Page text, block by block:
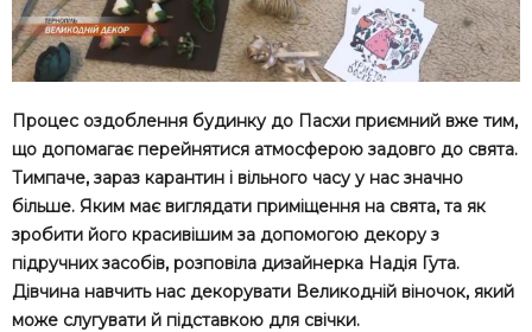
Процес оздоблення будинку до Пасхи приємний вже тим,
що допомагає перейнятися атмосферою задовго до свята.
Тимпаче, зараз карантин і вільного часу у нас значно
більше. Яким має виглядати приміщення на свята, та як
зробити його красивішим за допомогою декору з
підручних засобів, розповіла дизайнерка Надія Гута.
Дівчина навчить нас декорувати Великодній віночок, який
може слугувати й підставкою для свічки.